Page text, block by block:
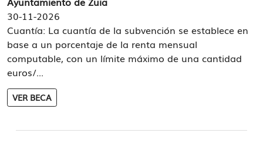
30-11-2026
Cuantía: La cuantía de la subvención se establece en
base a un porcentaje de la renta mensual
computable, con un límite máximo de una cantidad
euros/...
VER BECA